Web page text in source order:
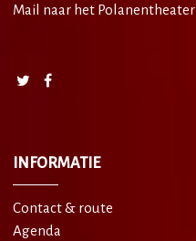
Mail naar het Polanentheater
INFORMATIE
Contact & route
Agenda